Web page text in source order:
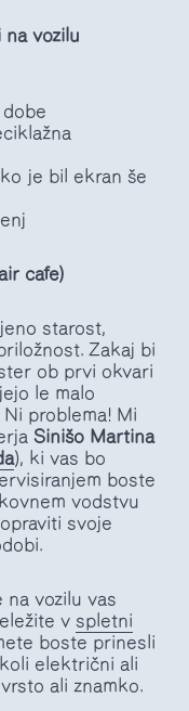
vozilu
dobe
je bil ekran še
cafe)
starost,
Zakaj bi
ob prvi okvari
le malo
problema! Mi
Sinišo Martina
), ki vas bo
boste
vodstvu
svoje
na vozilu vas
v spletni
boste prinesli
električni ali
ali znamko.